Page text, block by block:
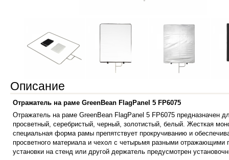
Описание
Отражатель на раме GreenBean FlagPanel 5 FP6075
Отражатель на раме GreenBean FlagPanel 5 FP6075
просветный, серебристый, черный, золотистый, белый. Жесткая
специальная форма рамы препятствует прокручиванию и
просветного материала и чехол с четырьмя разными
установки на стенд или другой держатель предусмотрен